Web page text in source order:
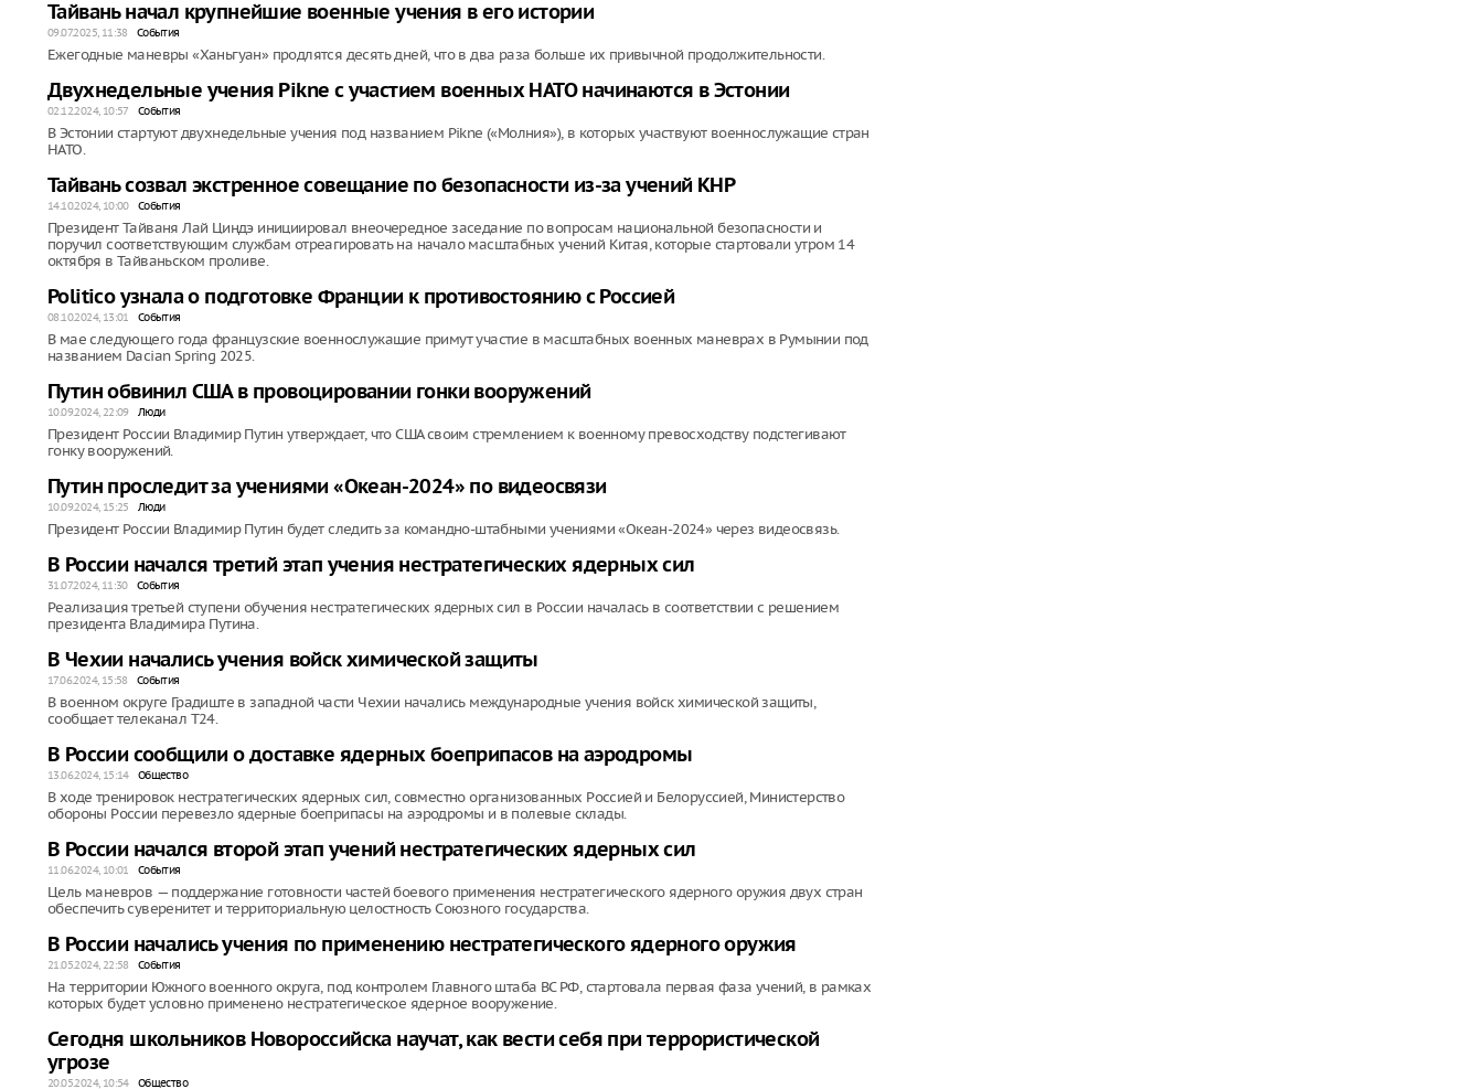
Тайвань начал крупнейшие военные учения в его истории
09.07.2025, 11:38 События
Ежегодные маневры «Ханьгуан» продлятся десять дней, что в два раза больше их привычной продолжительности.
Двухнедельные учения Pikne с участием военных НАТО начинаются в Эстонии
02.12.2024, 10:57 События
В Эстонии стартуют двухнедельные учения под названием Pikne («Молния»), в которых участвуют военнослужащие стран
НАТО.
Тайвань созвал экстренное совещание по безопасности из-за учений КНР
14.10.2024, 10:00 События
Президент Тайваня Лай Циндэ инициировал внеочередное заседание по вопросам национальной безопасности и
поручил соответствующим службам отреагировать на начало масштабных учений Китая, которые стартовали утром 14
октября в Тайваньском проливе.
Politico узнала о подготовке Франции к противостоянию с Россией
08.10.2024, 13:01 События
В мае следующего года французские военнослужащие примут участие в масштабных военных маневрах в Румынии под
названием Dacian Spring 2025.
Путин обвинил США в провоцировании гонки вооружений
10.09.2024, 22:09 Люди
Президент России Владимир Путин утверждает, что США своим стремлением к военному превосходству подстегивают
гонку вооружений.
Путин проследит за учениями «Океан-2024» по видеосвязи
10.09.2024, 15:25 Люди
Президент России Владимир Путин будет следить за командно-штабными учениями «Океан-2024» через видеосвязь.
В России начался третий этап учения нестратегических ядерных сил
31.07.2024, 11:30 События
Реализация третьей ступени обучения нестратегических ядерных сил в России началась в соответствии с решением
президента Владимира Путина.
В Чехии начались учения войск химической защиты
17.06.2024, 15:58 События
В военном округе Градиште в западной части Чехии начались международные учения войск химической защиты,
сообщает телеканал T24.
В России сообщили о доставке ядерных боеприпасов на аэродромы
13.06.2024, 15:14 Общество
В ходе тренировок нестратегических ядерных сил, совместно организованных Россией и Белоруссией, Министерство
обороны России перевезло ядерные боеприпасы на аэродромы и в полевые склады.
В России начался второй этап учений нестратегических ядерных сил
11.06.2024, 10:01 События
Цель маневров — поддержание готовности частей боевого применения нестратегического ядерного оружия двух стран
обеспечить суверенитет и территориальную целостность Союзного государства.
В России начались учения по применению нестратегического ядерного оружия
21.05.2024, 22:58 События
На территории Южного военного округа, под контролем Главного штаба ВС РФ, стартовала первая фаза учений, в рамках
которых будет условно применено нестратегическое ядерное вооружение.
Сегодня школьников Новороссийска научат, как вести себя при террористической
угрозе
20.05.2024, 10:54 Общество